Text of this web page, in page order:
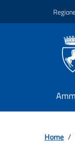
Home /